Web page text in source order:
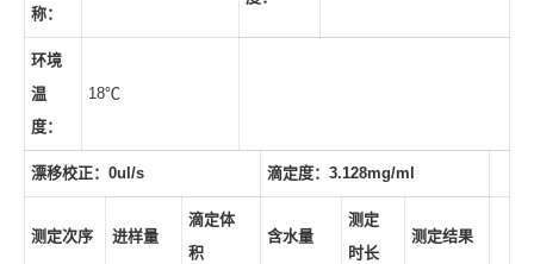
称：
环境
温
度：
18℃
漂移校正： 0ul/s 滴定度： 3.128mg/ml
测定次序 进样量
滴定体
积
含水量
测定
时长
测定结果